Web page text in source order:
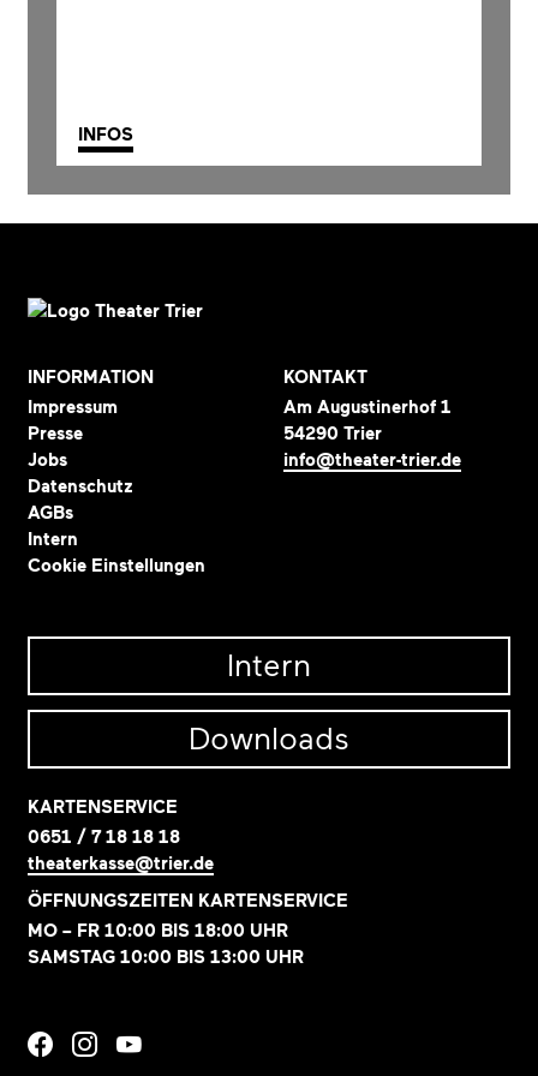
INFOS
INFORMATION
Impressum
Presse
Jobs
Datenschutz
AGBs
Intern
Cookie Einstellungen
KONTAKT
Am Augustinerhof 1
54290 Trier
info@theater-trier.de
Intern
Downloads
KARTENSERVICE
0651 / 7 18 18 18
theaterkasse@trier.de
ÖFFNUNGSZEITEN KARTENSERVICE
MO – FR 10:00 BIS 18:00 UHR
SAMSTAG 10:00 BIS 13:00 UHR